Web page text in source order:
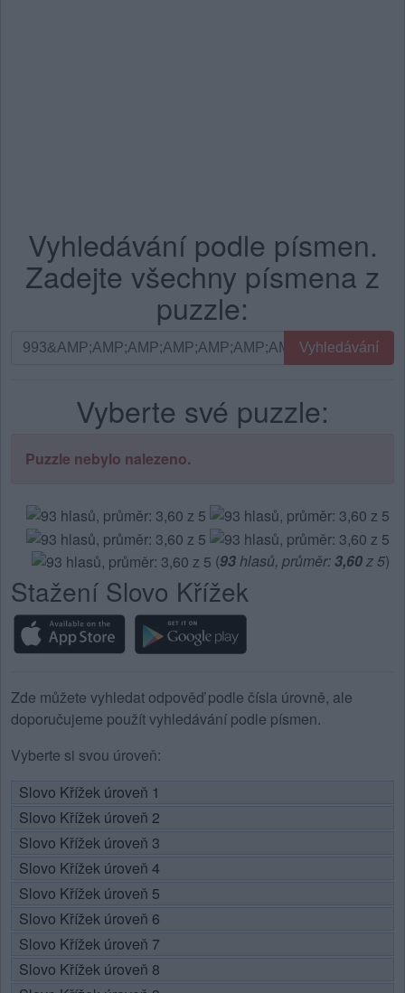
Vyhledávání podle písmen.
Zadejte všechny písmena z
puzzle:
Vyhledávání
písmena
Vyhledávání
Vyberte své puzzle:
Puzzle nebylo nalezeno.
(93hlasů, průměr:3,60z 5)
Stažení Slovo Křížek
Zde můžete vyhledat odpověď podle čísla úrovně, ale
doporučujeme použít vyhledávání podle písmen.
Vyberte si svou úroveň:
Slovo Křížek úroveň 1
Slovo Křížek úroveň 2
Slovo Křížek úroveň 3
Slovo Křížek úroveň 4
Slovo Křížek úroveň 5
Slovo Křížek úroveň 6
Slovo Křížek úroveň 7
Slovo Křížek úroveň 8